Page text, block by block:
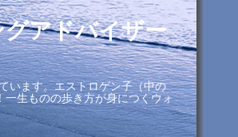
アドバイザー
います。エストロゲン子（中の
一生ものの歩き方が身につくウォ